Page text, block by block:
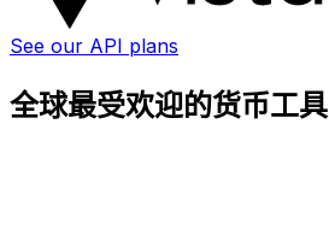
See our API plans
全球最受欢迎的货币工具